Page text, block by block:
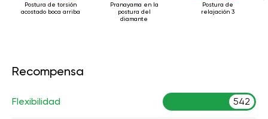
Postura de torsión
acostado boca arriba
Pranayama en la
postura del
diamante
Postura de
relajación 3
Recompensa
Flexibilidad 542